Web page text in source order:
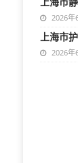
2026年
上海市
2026年